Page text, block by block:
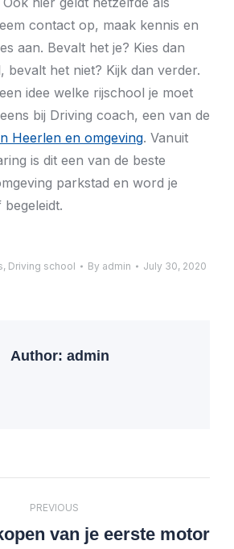
contact op, maak kennis en
aan. Bevalt het je? Kies dan
bevalt het niet? Kijk dan verder.
idee welke rijschool je moet
bij Driving coach, een van de
Heerlen en omgeving. Vanuit
is dit een van de beste
parkstad en word je
, Driving school By admin July 30, 2020
Author: admin
PREVIOUS
Previous
van je eerste motor